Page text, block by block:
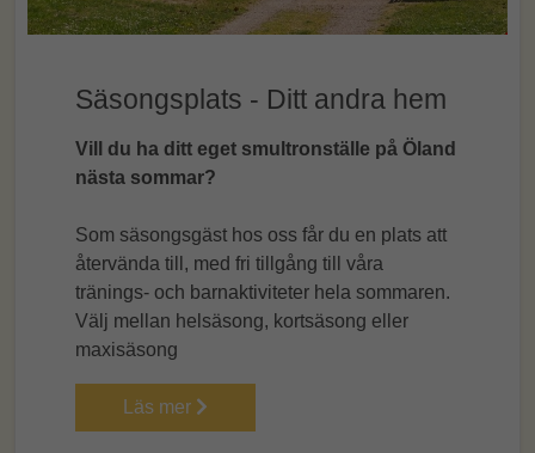
Säsongsplats - Ditt andra hem
Vill du ha ditt eget smultronställe på Öland
nästa sommar?
Som säsongsgäst hos oss får du en plats att
återvända till, med fri tillgång till våra
tränings- och barnaktiviteter hela sommaren.
Välj mellan helsäsong, kortsäsong eller
maxisäsong
Läs mer